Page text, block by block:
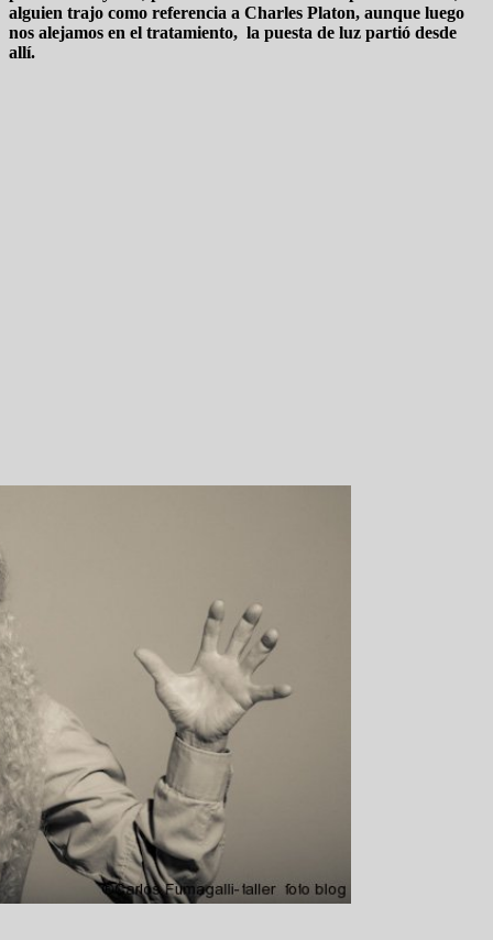
alguien trajo como referencia a Charles Platon, aunque luego
nos alejamos en el tratamiento, la puesta de luz partió desde
allí.